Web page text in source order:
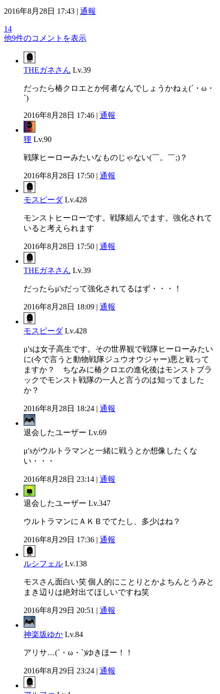
2016年8月28日 17:43 | 通報
14
他9件のコメントを表示
THEガネさん Lv.39
だったら椿クロエとか何者なんでしょうかねぇ(´・ω・
`)
2016年8月28日 17:46 | 通報
狸 Lv.90
戦隊ヒーローみたいなものじゃない(￣。￣;)？
2016年8月28日 17:50 | 通報
モスピーダ Lv.428
モンストヒーローです。戦隊組んでます。強化されて
いると考えられます
2016年8月28日 17:50 | 通報
THEガネさん Lv.39
だったらμ'sだって強化されてるはず・・・！
2016年8月28日 18:09 | 通報
モスピーダ Lv.428
μ'sは女子高生です。その世界観で戦隊ヒーローみたい
に(今で言うと動物戦隊ジュウオウジャー)悪と戦って
ますか？ ちなみに椿クロエの進化後はモンストブラ
ックでモンスト戦隊の一人と言うのは知ってました
か？
2016年8月28日 18:24 | 通報
退会したユーザー Lv.69
μ'sがウルトラマンと一緒に戦うとか想像したくな
い・・・
2016年8月28日 23:14 | 通報
退会したユーザー Lv.347
ウルトラマンにＡＫＢでてたし、多少はね？
2016年8月29日 17:36 | 通報
ルシフェル Lv.138
モスさん面白い笑 個人的にことりとかよちんとうみと
まき辺りは絶対出てほしいですね笑
2016年8月29日 20:51 | 通報
神楽坂ゆか Lv.84
アリサ…(´・ω・`)ゆきほー！！
2016年8月29日 23:24 | 通報